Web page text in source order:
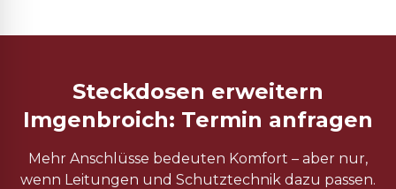
Steckdosen erweitern
Imgenbroich: Termin anfragen
Mehr Anschlüsse bedeuten Komfort – aber nur,
wenn Leitungen und Schutztechnik dazu passen.